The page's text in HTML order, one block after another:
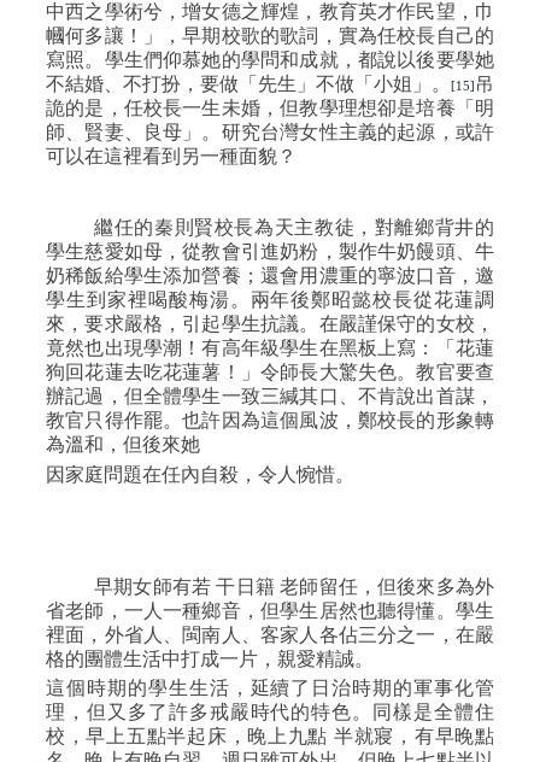
中西之學術兮，增女德之輝煌，教育英才作民望，巾
幗何多讓！」，早期校歌的歌詞，實為任校長自己的
寫照。學生們仰慕她的學問和成就，都說以後要學她
不結婚、不打扮，要做「先生」不做「小姐」。
[15] 吊
詭的是，任校長一生未婚，但教學理想卻是培養「明
師、賢妻、良母」。研究台灣女性主義的起源，或許
可以在這裡看到另一種面貌？
繼任的秦則賢校長為天主教徒，對離鄉背井的
學生慈愛如母，從教會引進奶粉，製作牛奶饅頭、牛
奶稀飯給學生添加營養；還會用濃重的寧波口音，邀
學生到家裡喝酸梅湯。兩年後鄭昭懿校長從花蓮調
來，要求嚴格，引起學生抗議。在嚴謹保守的女校，
竟然也出現學潮！有高年級學生在黑板上寫：「花蓮
狗回花蓮去吃花蓮薯！」令師長大驚失色。教官要查
辦記過，但全體學生一致三緘其口、不肯說出首謀，
教官只得作罷。也許因為這個風波，鄭校長的形象轉
為溫和，但後來她
因家庭問題在任內自殺，令人惋惜。
早期女師有若 干日籍 老師留任，但後來多為外
省老師，一人一種鄉音，但學生居然也聽得懂。學生
裡面，外省人、閩南人、客家人各佔三分之一，在嚴
格的團體生活中打成一片，親愛精誠。
這個時期的學生生活，延續了日治時期的軍事化管
理，但又多了許多戒嚴時代的特色。同樣是全體住
校，早上五點半起床，晚上九點 半就寢，有早晚點